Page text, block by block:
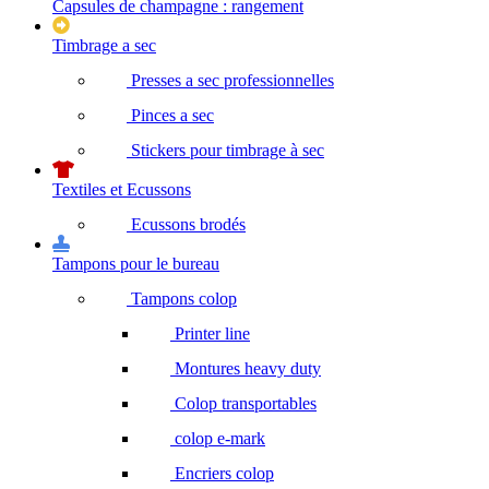
Capsules de champagne : rangement
Timbrage a sec
Presses a sec professionnelles
Pinces a sec
Stickers pour timbrage à sec
Textiles et Ecussons
Ecussons brodés
Tampons pour le bureau
Tampons colop
Printer line
Montures heavy duty
Colop transportables
colop e-mark
Encriers colop